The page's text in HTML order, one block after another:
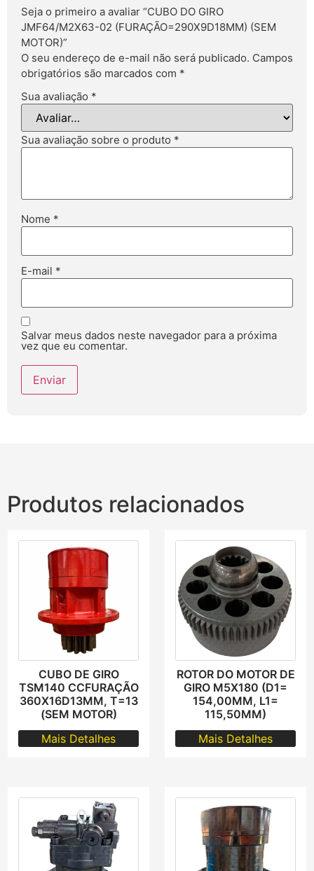
Seja o primeiro a avaliar “CUBO DO GIRO
JMF64/M2X63-02 (FURAÇÃO=290X9D18MM) (SEM
MOTOR)”
O seu endereço de e-mail não será publicado. Campos
obrigatórios são marcados com *
Sua avaliação *
Sua avaliação sobre o produto *
Nome *
E-mail *
Salvar meus dados neste navegador para a próxima
vez que eu comentar.
Produtos relacionados
CUBO DE GIRO
TSM140 CCFURAÇÃO
360X16D13MM, T=13
(SEM MOTOR)
Mais Detalhes
ROTOR DO MOTOR DE
GIRO M5X180 (D1=
154,00MM, L1=
115,50MM)
Mais Detalhes